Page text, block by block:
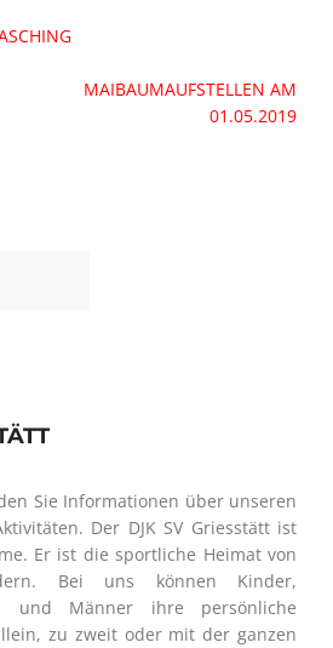
MAIBAUMAUFSTELLEN AM
01.05.2019
Sie Informationen über unseren
Der DJK SV Griesstätt ist
Er ist die sportliche Heimat von
Bei uns können Kinder,
und Männer ihre persönliche
zu zweit oder mit der ganzen